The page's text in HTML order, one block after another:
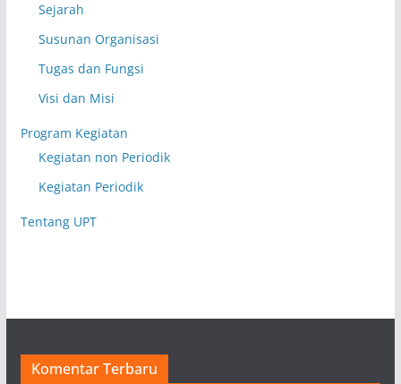
Sejarah
Susunan Organisasi
Tugas dan Fungsi
Visi dan Misi
Program Kegiatan
Kegiatan non Periodik
Kegiatan Periodik
Tentang UPT
Komentar Terbaru